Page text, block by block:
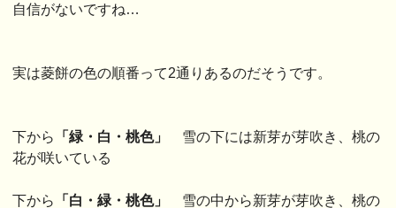
自信がないですね…
実は菱餅の色の順番って2通りあるのだそうです。
下から 「緑・白・桃色」
雪の下には新芽が芽吹き、桃の
花が咲いている
下から 「白・緑・桃色」
雪の中から新芽が芽吹き、桃の